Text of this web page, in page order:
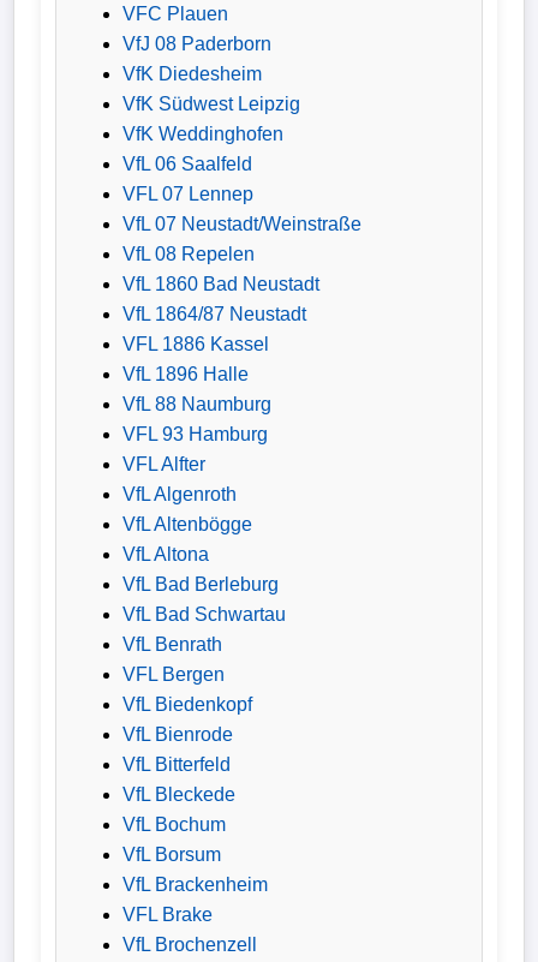
VFC Plauen
VfJ 08 Paderborn
VfK Diedesheim
VfK Südwest Leipzig
VfK Weddinghofen
VfL 06 Saalfeld
VFL 07 Lennep
VfL 07 Neustadt/Weinstraße
VfL 08 Repelen
VfL 1860 Bad Neustadt
VfL 1864/87 Neustadt
VFL 1886 Kassel
VfL 1896 Halle
VfL 88 Naumburg
VFL 93 Hamburg
VFL Alfter
VfL Algenroth
VfL Altenbögge
VfL Altona
VfL Bad Berleburg
VfL Bad Schwartau
VfL Benrath
VFL Bergen
VfL Biedenkopf
VfL Bienrode
VfL Bitterfeld
VfL Bleckede
VfL Bochum
VfL Borsum
VfL Brackenheim
VFL Brake
VfL Brochenzell